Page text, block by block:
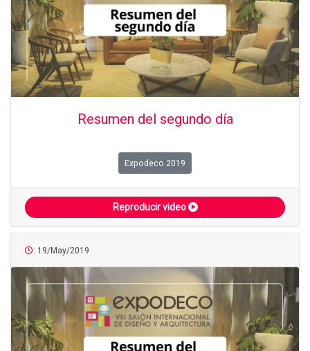
Resumen del segundo día
Expodeco 2019
Reproducir video
: 19/May/2019